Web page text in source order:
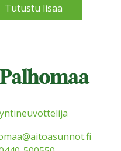
Tutustu lisää